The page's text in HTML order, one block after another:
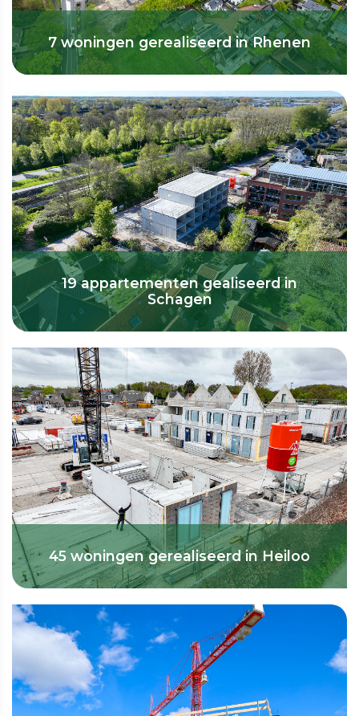
7 woningen gerealiseerd in Rhenen
19 appartementen gealiseerd in
Schagen
45 woningen gerealiseerd in Heiloo